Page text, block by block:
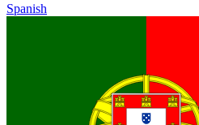
Spanish